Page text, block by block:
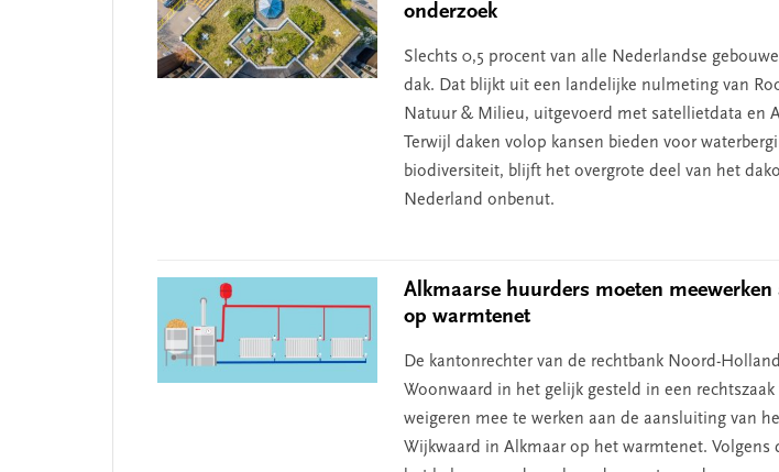
onderzoek
Slechts 0,5 procent van alle Nederlandse
dak. Dat blijkt uit een landelijke nulmeting van
Natuur & Milieu, uitgevoerd met satellietdata en
Terwijl daken volop kansen bieden voor
biodiversiteit, blijft het overgrote deel van het
Nederland onbenut.
Alkmaarse huurders moeten
op warmtenet
De kantonrechter van de rechtbank Noord-
Woonwaard in het gelijk gesteld in een
weigeren mee te werken aan de aansluiting van
Wijkwaard in Alkmaar op het warmtenet. Volgens